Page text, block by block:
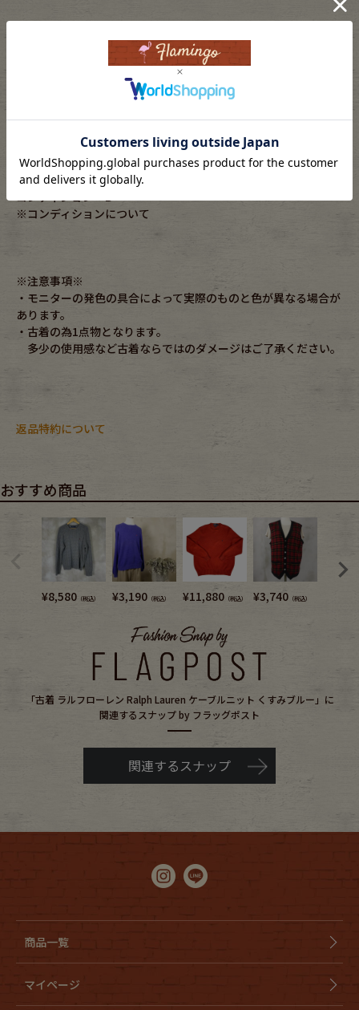
素材：cotton100%
ゆき丈：-cm
袖丈：74cm
身丈:-cm
コンディション：B
※コンディションについて
※注意事項※
・モニターの発色の具合によって実際のものと色が異なる場合が
あります。
・古着の為1点物となります。
多少の使用感など古着ならではのダメージはご了承ください。
返品特約について
おすすめ商品
¥8,580 （税込） ¥3,190 （税込） ¥11,880 （税込） ¥3,740 （税込）
「古着 ラルフローレン Ralph Lauren ケーブルニット くすみブルー」に
関連するスナップ by フラッグポスト
関連するスナップ
商品一覧
マイページ